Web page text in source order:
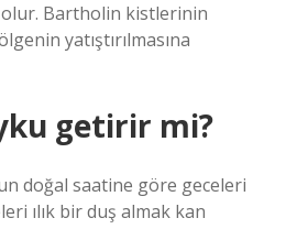
olur. Bartholin kistlerinin
yatıştırılmasına
getirir mi?
doğal saatine göre geceleri
ılık bir duş almak kan